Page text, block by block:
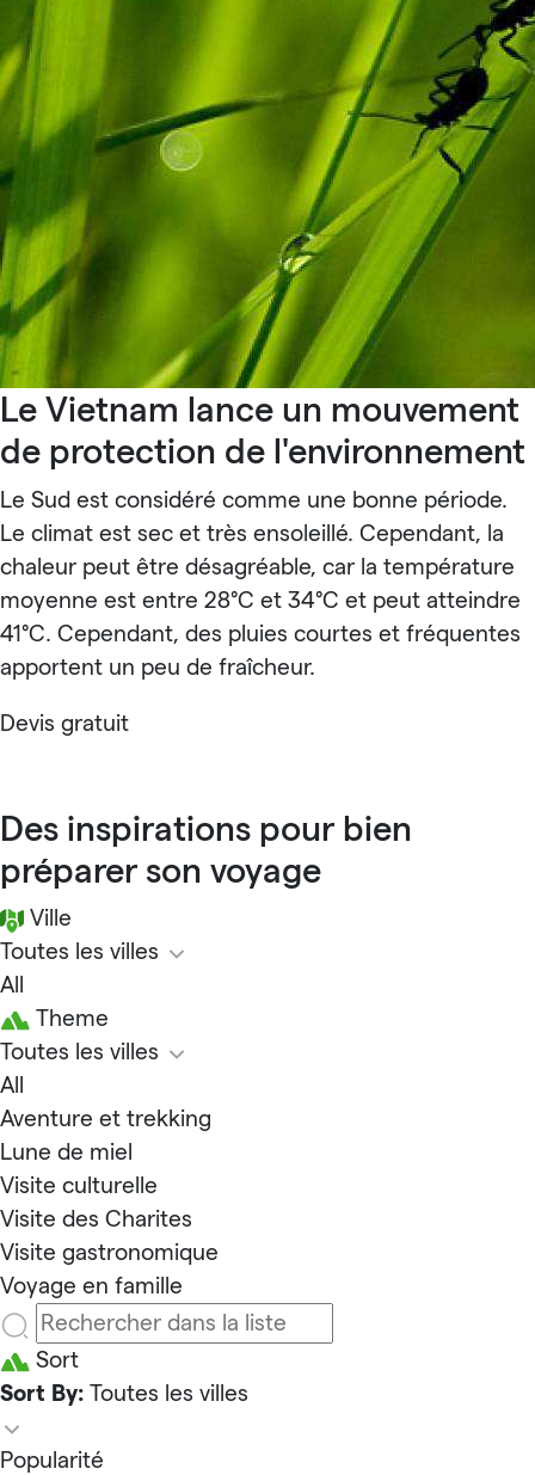
Le Vietnam lance un mouvement
de protection de l'environnement
Le Sud est considéré comme une bonne période.
Le climat est sec et très ensoleillé. Cependant, la
chaleur peut être désagréable, car la température
moyenne est entre 28°C et 34°C et peut atteindre
41°C. Cependant, des pluies courtes et fréquentes
apportent un peu de fraîcheur.
Devis gratuit
Des inspirations pour bien
préparer son voyage
Ville
Toutes les villes
All
Theme
Toutes les villes
All
Aventure et trekking
Lune de miel
Visite culturelle
Visite des Charites
Visite gastronomique
Voyage en famille
Sort
Sort By: Toutes les villes
Popularité